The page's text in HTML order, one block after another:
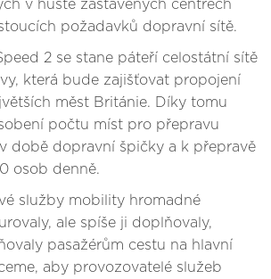
v hustě zastavěných centrech
požadavků dopravní sítě.
2 se stane páteří celostátní sítě
která bude zajišťovat propojení
měst Británie. Díky tomu
počtu míst pro přepravu
době dopravní špičky a k přepravě
osob denně.
služby mobility hromadné
ale spíše ji doplňovaly,
pasažérům cestu na hlavní
aby provozovatelé služeb